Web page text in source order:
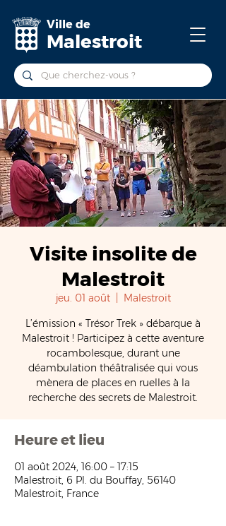
Ville de
Malestroit
Visite insolite de
Malestroit
jeu. 01 août
  |
Malestroit
L’émission « Trésor Trek » débarque à
Malestroit ! Participez à cette aventure
rocambolesque, durant une
déambulation théâtralisée qui vous
mènera de places en ruelles à la
recherche des secrets de Malestroit.
Heure et lieu
01 août 2024, 16:00 – 17:15
Malestroit, 6 Pl. du Bouffay, 56140
Malestroit, France